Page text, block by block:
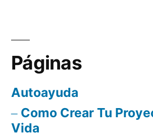
Páginas
Autoayuda
Como Crear Tu
Vida